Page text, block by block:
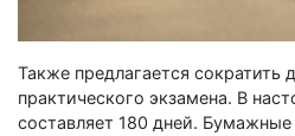
Также предлагается сократить
практического экзамена. В
составляет 180 дней.